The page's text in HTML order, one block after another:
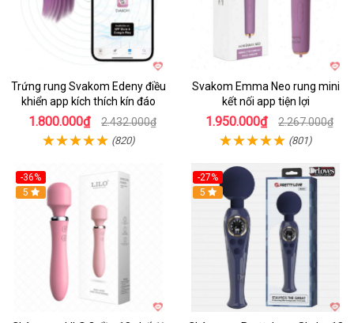
Trứng rung Svakom Edeny điều
khiển app kích thích kín đáo
1.800.000₫ 2.432.000₫
(820)
Svakom Emma Neo rung mini
kết nối app tiện lợi
1.950.000₫ 2.267.000₫
(801)
-36%
Hot
5
-27%
Hot
5